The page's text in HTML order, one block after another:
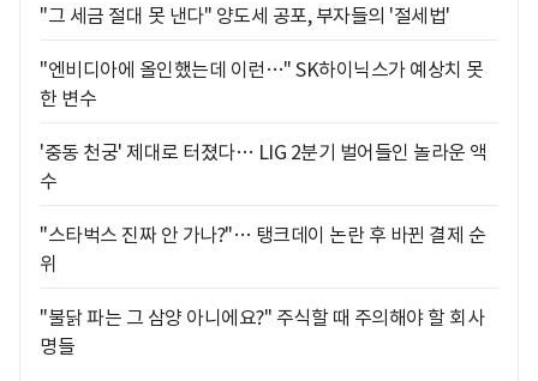
"그 세금 절대 못 낸다" 양도세 공포, 부자들의 '절세법'
"엔비디아에 올인했는데 이런…" SK하이닉스가 예상치 못
한 변수
'중동 천궁' 제대로 터졌다… LIG 2분기 벌어들인 놀라운 액
수
"스타벅스 진짜 안 가나?"… 탱크데이 논란 후 바뀐 결제 순
위
"불닭 파는 그 삼양 아니에요?" 주식할 때 주의해야 할 회사
명들